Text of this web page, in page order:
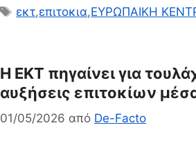
Ετικέτες
εκτ,επιτοκια,ΕΥΡΩΠΑΙΚΗ
Η ΕΚΤ πηγαίνει για
αυξήσεις επιτοκίων
01/05/2026 από De-Facto